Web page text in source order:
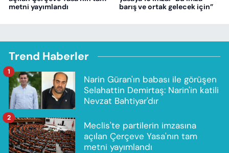
metni yayımlandı
barış ve ortak gelecek için”
Trend Haberler
Narin Güran'ın babası ile görüşen
Selahattin Demirtaş: Narin'in katili
Nevzat Bahtiyar'dır
1
Meclis'te partilerin imzasına
açılan Çerçeve Yasa'nın tam
metni yayımlandı
2